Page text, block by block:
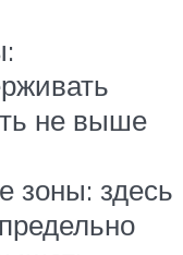
не выше
зоны: здесь